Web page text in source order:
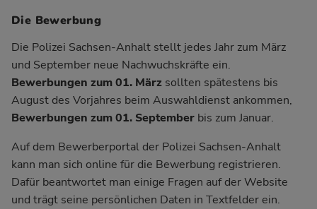
Die Bewerbung
Die Polizei Sachsen-Anhalt stellt jedes Jahr zum März
und September neue Nachwuchskräfte ein.
Bewerbungen zum 01. März sollten spätestens bis
August des Vorjahres beim Auswahldienst ankommen,
Bewerbungen zum 01. September bis zum Januar.
Auf dem Bewerberportal der Polizei Sachsen-Anhalt
kann man sich online für die Bewerbung registrieren.
Dafür beantwortet man einige Fragen auf der Website
und trägt seine persönlichen Daten in Textfelder ein.